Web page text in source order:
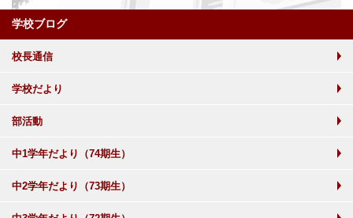
学校ブログ
校長通信
学校だより
部活動
中1学年だより（74期生）
中2学年だより（73期生）